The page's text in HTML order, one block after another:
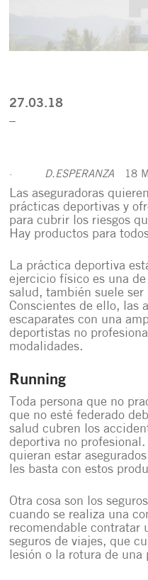
27.03.18
· D.ESPERANZA 18
Las aseguradoras
prácticas deportivas y
para cubrir los riesgos
Hay productos para
La práctica deportiva
ejercicio físico es una
salud, también suele
Conscientes de ello, las
escaparates con una
deportistas no
modalidades.
Running
Toda persona que no
que no esté federado
salud cubren los
deportiva no
quieran estar
les basta con estos
Otra cosa son los
cuando se realiza una
recomendable contratar
seguros de viajes, que
lesión o la rotura de una